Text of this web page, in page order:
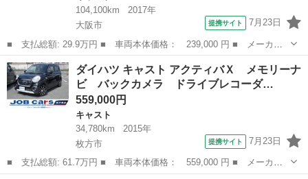
104,100km
2017年
大阪市
提携サイト 7月23日
■ 支払総額: 29.9万円 ■ 車両本体価格： 239,000 円 ■ メーカー
名： ダイハツ ■ 車種名： キャスト ■ グレード名： アクティ
バＧ ＳＡＩＩ タイミングチェーン 純正ナビ・フルセグＴＶ・バ
ックモニター...
大阪 大阪市 キャスト
ダイハツ キャスト アクティバＸ メモリーナ
ビ バックカメラ ドライブレコーダ…
559,000円
キャスト
34,780km
2015年
枚方市
提携サイト 7月23日
■ 支払総額: 61.7万円 ■ 車両本体価格： 559,000 円 ■ メーカー
名： ダイハツ ■ 車種名： キャスト ■ グレード名： アクティ